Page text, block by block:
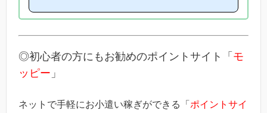
得に入会できる時期や方法はあるの？」という方は必見で
す！モッピー新規登録キャンペーン内容キャンペーンの内容
う、シンプルなものです。(*ちなみに「2000円分のボーナ
ス」というのは過去のキ...
◎初心者の方にもお勧めのポイントサイト「 モ
ッピー 」
ネットで手軽にお小遣い稼ぎができる「 ポイントサイ